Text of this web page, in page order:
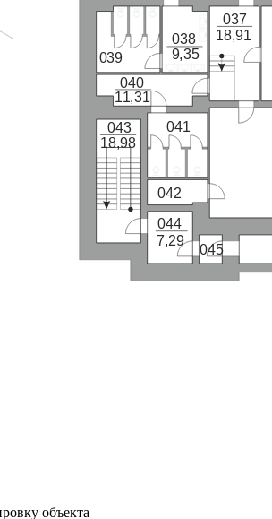
037
18,91
9,35
11,31
041
042
040
038
039
043
18,98
045
044
7,29